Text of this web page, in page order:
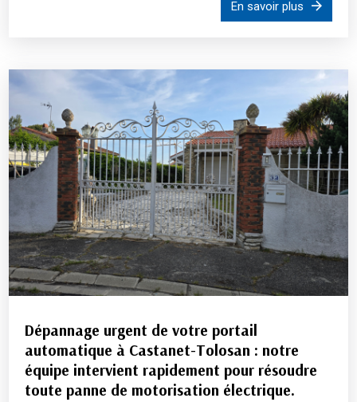
En savoir plus
Dépannage urgent de votre portail
automatique à Castanet-Tolosan : notre
équipe intervient rapidement pour résoudre
toute panne de motorisation électrique.